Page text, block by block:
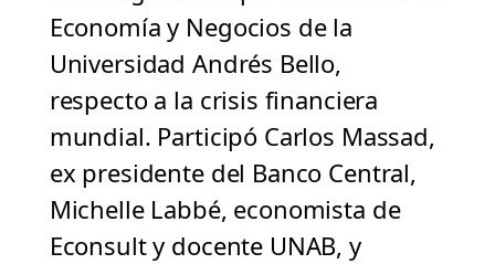
Economía y Negocios de la
Universidad Andrés Bello,
respecto a la crisis financiera
mundial. Participó Carlos Massad,
ex presidente del Banco Central,
Michelle Labbé, economista de
Econsult y docente UNAB, y